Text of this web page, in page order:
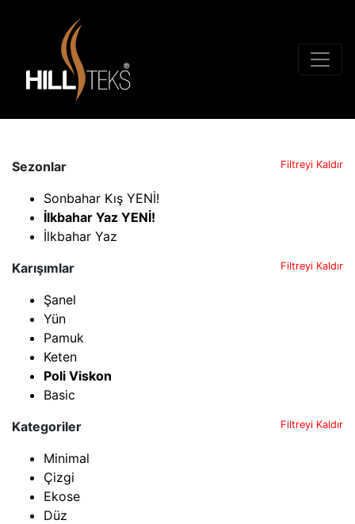
Sezonlar Filtreyi Kaldır
Sonbahar Kış YENİ!
İlkbahar Yaz YENİ!
İlkbahar Yaz
Karışımlar
Filtreyi Kaldır
Şanel
Yün
Pamuk
Keten
Poli Viskon
Basic
Kategoriler
Filtreyi Kaldır
Minimal
Çizgi
Ekose
Düz